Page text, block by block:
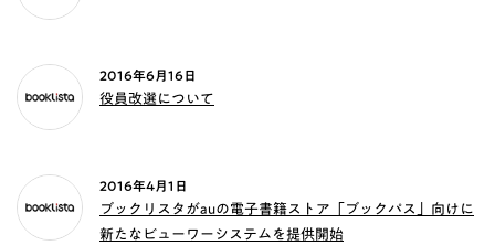
2016年6月16日
役員改選について
2016年4月1日
ブックリスタがauの電子書籍ストア「ブックパス」向けに
新たなビューワーシステムを提供開始